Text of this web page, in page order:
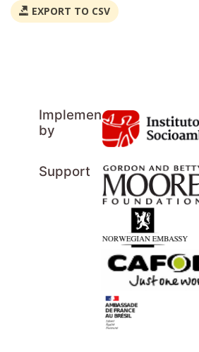
EXPORT TO CSV